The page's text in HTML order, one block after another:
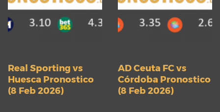
Real Sporting vs
Huesca Pronostico
(8 Feb 2026)
AD Ceuta FC vs
Córdoba Pronostico
(8 Feb 2026)